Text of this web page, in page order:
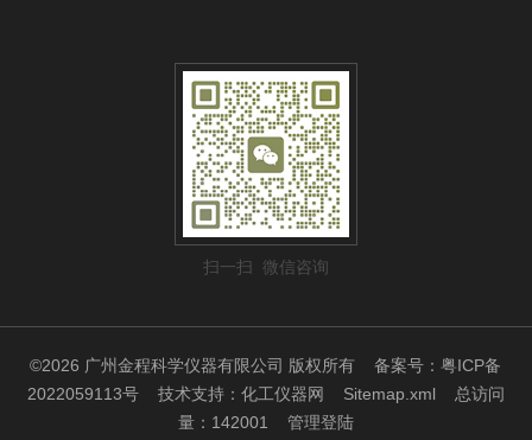
扫一扫 微信咨询
©2026 广州金程科学仪器有限公司 版权所有备案号：粤ICP备
2022059113号技术支持： 化工仪器网 Sitemap.xml 总访问
量：142001 管理登陆